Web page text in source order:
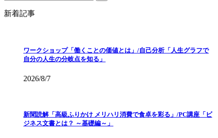
新着記事
ワークショップ「働くことの価値とは」/自己分析「人生グラフで
自分の人生の分岐点を知る」
2026/8/7
新聞読解「高級ふりかけ メリハリ消費で食卓を彩る」/PC講座「ビ
ジネス文書とは？ ～基礎編～」